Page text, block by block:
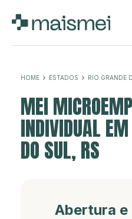
HOME ESTADOS RIO GRANDE
MEI
INDIVIDUAL
DO SUL, RS
Abertura e